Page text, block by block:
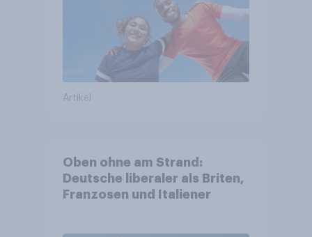
Artikel
Oben ohne am Strand:
Deutsche liberaler als Briten,
Franzosen und Italiener